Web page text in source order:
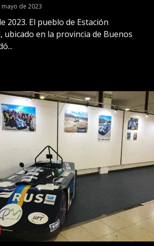
de 2023
2023. El pueblo de Estación
ubicado en la provincia de Buenos